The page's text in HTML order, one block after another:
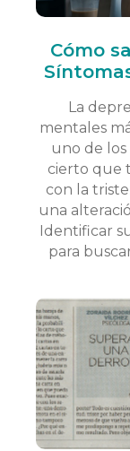
Cómo
La
mentales
uno de los
cierto que
con la
una
Identificar
para